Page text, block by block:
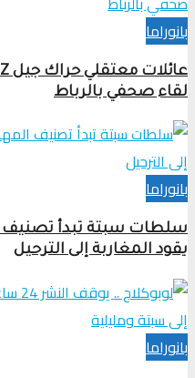
بانوراما
لقاء صحفي بالرباط
بانوراما
سلطات سبتة تبدأ تصنيف
يقود المغاربة إلى الترحيل
بانوراما